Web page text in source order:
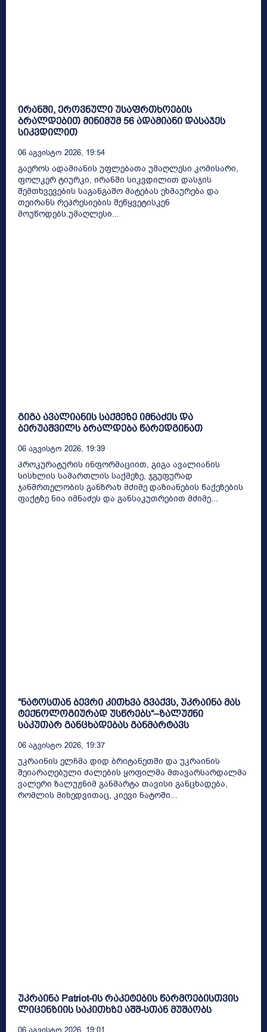
ირანში, ეროვნული უსაფრთხოების
ბრალდებით მინიმუმ 56 ადამიანი დასაჯეს
სიკვდილით
06 Აგვისტო 2026, 19:54
გაეროს ადამიანის უფლებათა უმაღლესი კომისარი,
ფოლკერ ტიურკი, ირანში სიკვდილით დასჯის
შემთხვევების საგანგაშო მატებას ეხმაურება და
თეირანს რეპრესიების შეწყვეტისკენ
მოუწოდებს.უმაღლესი...
გიგა ავალიანის საქმეზე იმნაძეს და
ბერუაშვილს ბრალდება წარედგინათ
06 Აგვისტო 2026, 19:39
პროკურატურის ინფორმაციით, გიგა ავალიანის
სისხლის სამართლის საქმეზე, ჯგუფურად
ჯანმრთელობის განზრახ მძიმე დაზიანების წაქეზების
ფაქტზე ნია იმნაძეს და განსაკუთრებით მძიმე...
“ნატოსთან ბევრი კითხვა გვაქვს, უკრაინა მას
ტექნოლოგიურად უსწრებს“–ზალუჟნი
საკუთარ განცხადებას განმარტავს
06 Აგვისტო 2026, 19:37
უკრაინის ელჩმა დიდ ბრიტანეთში და უკრაინის
შეიარაღებული ძალების ყოფილმა მთავარსარდალმა
ვალერი ზალუჟნიმ განმარტა თავისი განცხადება,
რომლის მიხედვითაც, კიევი ნატოში...
უკრაინა Patriot-ის რაკეტების წარმოებისთვის
ლიცენზიის საკითხზე აშშ-სთან მუშაობს